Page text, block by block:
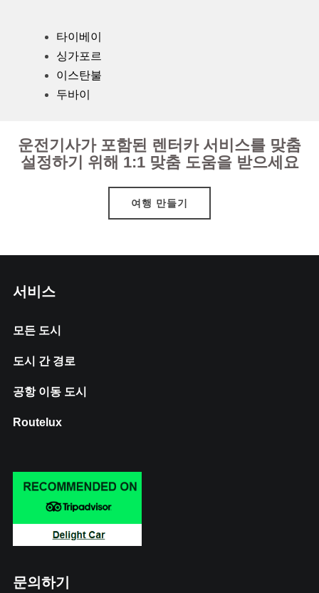
타이베이
싱가포르
이스탄불
두바이
운전기사가 포함된 렌터카 서비스를 맞춤
설정하기 위해 1:1 맞춤 도움을 받으세요
여행 만들기
서비스
모든 도시
도시 간 경로
공항 이동 도시
Routelux
문의하기